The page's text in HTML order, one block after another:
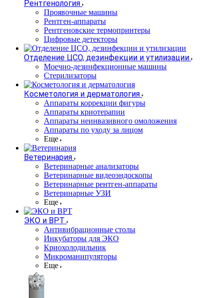
Рентгенология
Проявочные машины
Рентген-аппараты
Рентгеновские термопринтеры
Цифровые детекторы
Отделение ЦСО, дезинфекции и утилизации
Моечно-дезинфекционные машины
Стерилизаторы
Косметология и дерматология
Аппараты коррекции фигуры
Аппараты криотерапии
Аппараты неинвазивного омоложения
Аппараты по уходу за лицом
Еще
Ветеринария
Ветеринарные анализаторы
Ветеринарные видеоэндоскопы
Ветеринарные рентген-аппараты
Ветеринарные УЗИ
Еще
ЭКО и ВРТ
Антивибрационные столы
Инкубаторы для ЭКО
Криохолодильник
Микроманипуляторы
Еще